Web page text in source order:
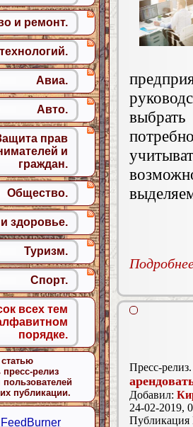
Пресс-релиз.
Добавил:
24-02-2019,
и ремонт.
Авиа.
Авто.
прав
и
граждан.
Общество.
здоровье.
Туризм.
Спорт.
всех тем
порядке.
релиз
публикации.